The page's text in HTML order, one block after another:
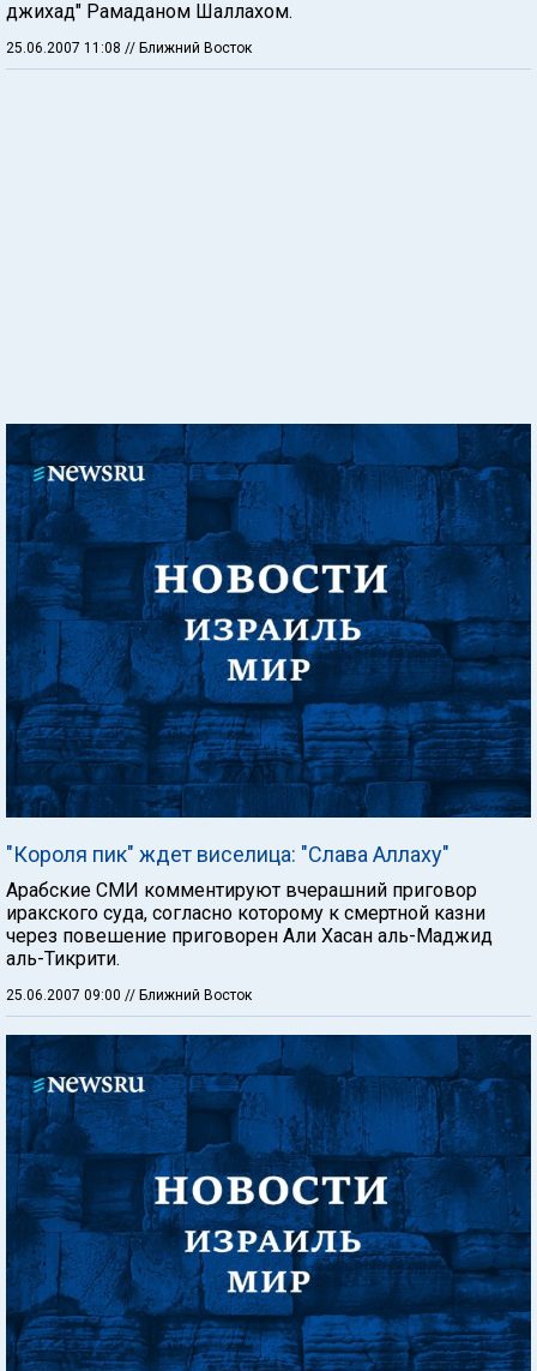
джихад" Рамаданом Шаллахом.
25.06.2007 11:08 // Ближний Восток
"Короля пик" ждет виселица: "Слава Аллаху"
Арабские СМИ комментируют вчерашний приговор
иракского суда, согласно которому к смертной казни
через повешение приговорен Али Хасан аль-Маджид
аль-Тикрити.
25.06.2007 09:00 // Ближний Восток